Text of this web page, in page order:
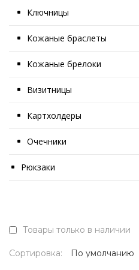
Ключницы
Кожаные браслеты
Кожаные брелоки
Визитницы
Картхолдеры
Очечники
Рюкзаки
Товары только в наличии
Сортировка: